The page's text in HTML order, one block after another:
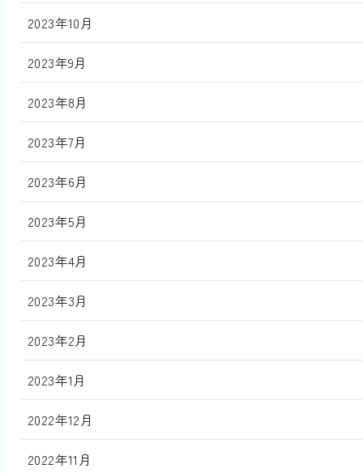
2023年10月
2023年9月
2023年8月
2023年7月
2023年6月
2023年5月
2023年4月
2023年3月
2023年2月
2023年1月
2022年12月
2022年11月